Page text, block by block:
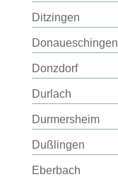
Ditzingen
Donaueschingen
Donzdorf
Durlach
Durmersheim
Dußlingen
Eberbach